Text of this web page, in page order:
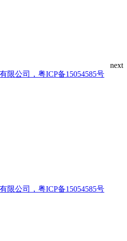
限公司，粤ICP备15054585号
限公司，粤ICP备15054585号